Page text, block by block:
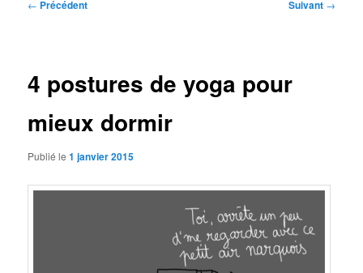
← Précédent Suivant →
4 postures de yoga pour
mieux dormir
Publié le1 janvier 2015